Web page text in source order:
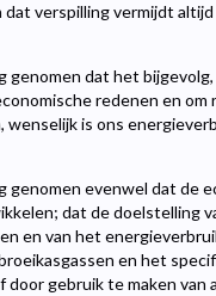
verspilling vermijdt
genomen dat het
redenen en
is ons
genomen evenwel dat de
dat de doelstelling
en van het
en het
door gebruik te maken